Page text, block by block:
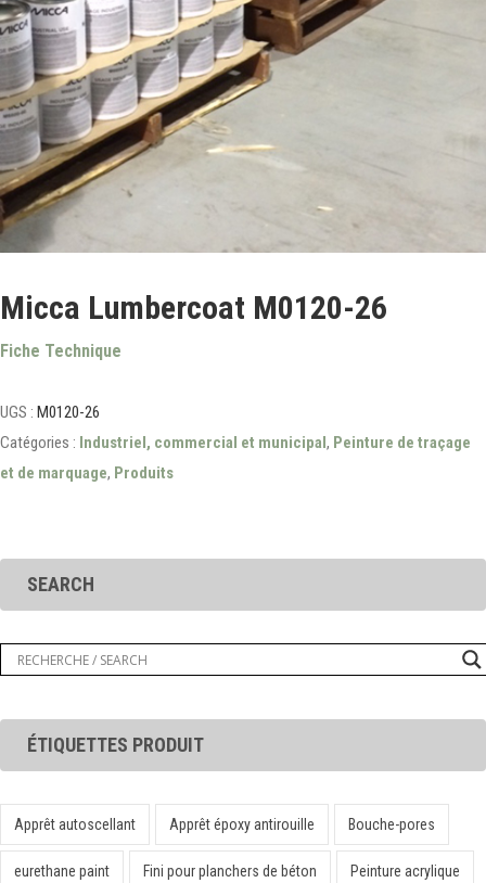
Micca Lumbercoat M0120-26
Fiche Technique
UGS : M0120-26
Catégories : Industriel, commercial et municipal, Peinture de traçage
et de marquage, Produits
SEARCH
ÉTIQUETTES PRODUIT
Apprêt autoscellant Apprêt époxy antirouille Bouche-pores
eurethane paint Fini pour planchers de béton Peinture acrylique